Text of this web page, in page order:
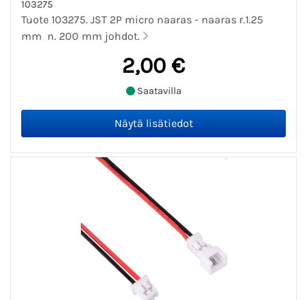
103275
Tuote 103275. JST 2P micro naaras - naaras r.1.25
mm n. 200 mm johdot.
2,00 €
Saatavilla